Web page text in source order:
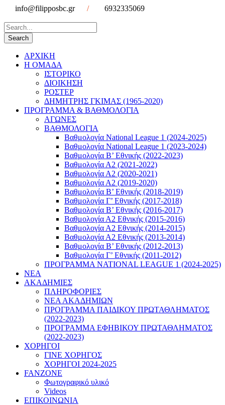
info@filipposbc.gr / 6932335069
ΑΡΧΙΚΗ
Η ΟΜΑΔΑ
ΙΣΤΟΡΙΚΟ
ΔΙΟΙΚΗΣΗ
ΡΟΣΤΕΡ
ΔΗΜΗΤΡΗΣ ΓΚΙΜΑΣ (1965-2020)
ΠΡΟΓΡΑΜΜΑ & ΒΑΘΜΟΛΟΓΙΑ
ΑΓΩΝΕΣ
ΒΑΘΜΟΛΟΓΙΑ
Βαθμολογία National League 1 (2024-2025)
Βαθμολογία National League 1 (2023-2024)
Βαθμολογία Β’ Εθνικής (2022-2023)
Βαθμολογία Α2 (2021-2022)
Βαθμολογία Α2 (2020-2021)
Βαθμολογία Α2 (2019-2020)
Βαθμολογία B’ Εθνικής (2018-2019)
Βαθμολογία Γ’ Εθνικής (2017-2018)
Βαθμολογία Β’ Εθνικής (2016-2017)
Βαθμολογία Α2 Εθνικής (2015-2016)
Βαθμολογία Α2 Εθνικής (2014-2015)
Βαθμολογία Α2 Εθνικής (2013-2014)
Βαθμολογία Β’ Εθνικής (2012-2013)
Βαθμολογία Γ’ Εθνικής (2011-2012)
ΠΡΟΓΡΑΜΜΑ NATIONAL LEAGUE 1 (2024-2025)
ΝΕΑ
ΑΚΑΔΗΜΙΕΣ
ΠΛΗΡΟΦΟΡΙΕΣ
ΝΕΑ ΑΚΑΔΗΜΙΩΝ
ΠΡΟΓΡΑΜΜΑ ΠΑΙΔΙΚΟΥ ΠΡΩΤΑΘΛΗΜΑΤΟΣ
(2022-2023)
ΠΡΟΓΡΑΜΜΑ ΕΦΗΒΙΚΟΥ ΠΡΩΤΑΘΛΗΜΑΤΟΣ
(2022-2023)
ΧΟΡΗΓΟΙ
ΓΙΝΕ ΧΟΡΗΓΟΣ
ΧΟΡΗΓΟΙ 2024-2025
FANZONE
Φωτογραφικό υλικό
Videos
ΕΠΙΚΟΙΝΩΝΙΑ